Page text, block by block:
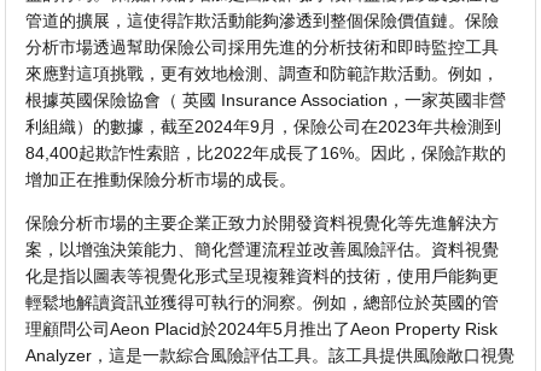
管道的擴展，這使得詐欺活動能夠滲透到整個保險價值鏈。保險
分析市場透過幫助保險公司採用先進的分析技術和即時監控工具
來應對這項挑戰，更有效地檢測、調查和防範詐欺活動。例如，
根據英國保險協會（ 英國 Insurance Association，一家英國非營
利組織）的數據，截至2024年9月，保險公司在2023年共檢測到
84,400起欺詐性索賠，比2022年成長了16%。因此，保險詐欺的
增加正在推動保險分析市場的成長。
保險分析市場的主要企業正致力於開發資料視覺化等先進解決方
案，以增強決策能力、簡化營運流程並改善風險評估。資料視覺
化是指以圖表等視覺化形式呈現複雜資料的技術，使用戶能夠更
輕鬆地解讀資訊並獲得可執行的洞察。例如，總部位於英國的管
理顧問公司Aeon Placid於2024年5月推出了Aeon Property Risk
Analyzer，這是一款綜合風險評估工具。該工具提供風險敞口視覺